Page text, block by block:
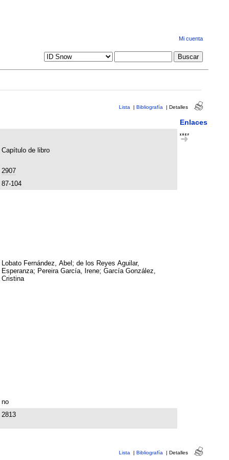
Mi cuenta
Lista | Bibliografía | Detalles
Enlaces
Capítulo de libro
2907
87-104
Lobato Fernández, Abel; de los Reyes Aguilar,
Esperanza; Pereira García, Irene; García González,
Cristina
no
2813
Lista | Bibliografía | Detalles